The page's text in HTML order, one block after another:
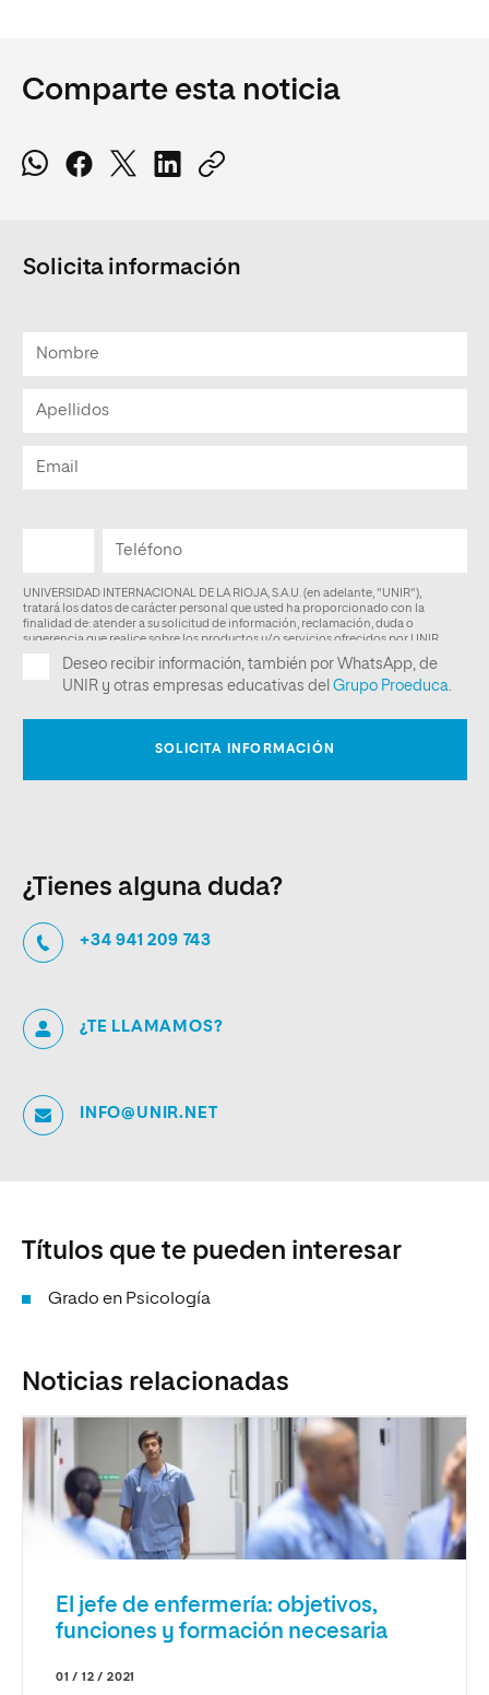
Comparte esta noticia
Solicita información
¿Tienes alguna duda?
+34 941 209 743
¿TE LLAMAMOS?
INFO@UNIR.NET
Títulos que te pueden interesar
Grado en Psicología
Noticias relacionadas
El jefe de enfermería: objetivos,
funciones y formación necesaria
01 / 12 / 2021